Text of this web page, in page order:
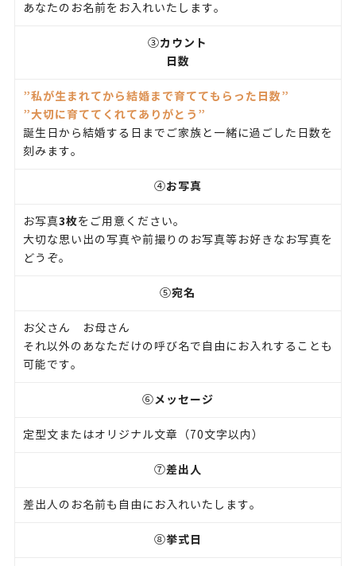
あなたのお名前をお入れいたします。
③カウント
日数
”私が生まれてから結婚まで育ててもらった日数”
”大切に育ててくれてありがとう”
誕生日から結婚する日までご家族と一緒に過ごした日数を
刻みます。
④お写真
お写真3枚をご用意ください。
大切な思い出の写真や前撮りのお写真等お好きなお写真を
どうぞ。
⑤宛名
お父さん お母さん
それ以外のあなただけの呼び名で自由にお入れすることも
可能です。
⑥メッセージ
定型文またはオリジナル文章（70文字以内）
⑦差出人
差出人のお名前も自由にお入れいたします。
⑧挙式日